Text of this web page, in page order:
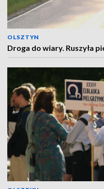
OLSZTYN
Droga do wiary. Ruszyła